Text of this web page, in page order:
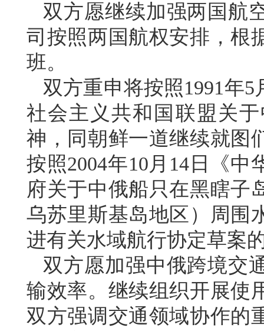
双方愿继续加强两国航
司按照两国航权安排，根
班。
双方重申将按照1991年
社会主义共和国联盟关
神，同朝鲜一道继续就图
按照2004年10月14日《
府关于中俄船只在黑瞎子
乌苏里斯基岛地区）周围
进有关水域航行协定草案
双方愿加强中俄跨境交
输效率。继续组织开展使
双方强调交通领域协作的